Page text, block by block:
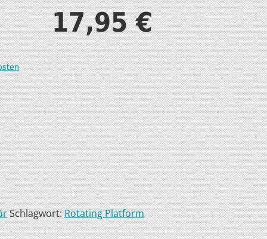
17,95€
Schlagwort:Rotating Platform